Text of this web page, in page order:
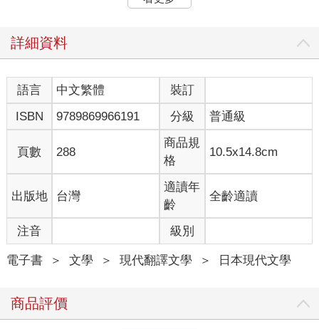
在四十名左右就好，千萬別想拿到第一名。你身為波洛涅斯的孩
學會謙讓，這是第一件事。接著，不要留級。即使作弊也沒關
級，背地裡會說東說西，指著你訕笑。再說學校的立意本來就不
是讓學生留級，如果留級，一定是學生自己硬是要擠進好志願的
結果，真是感傷，這是對教師的反抗，是虛榮，是無謂的正義
感。如果有學生把留級當作名譽之事而讓雙親哭泣，他日後仕官
時一定會後悔的。當學生的時候，總認為作弊是最大的不名譽，
留級才是英雄式的做法，但等到出了社會，才會發現現實是相反
的，作弊不是不名譽的事，留級才是失敗的根源。不信？等你畢
了業，多年後和同學們聊到這種事時，就會發現每個人都作過
弊。即使日後彼此坦白這件事，也只是互相拍拍肩膀笑笑就過去
了，毫無後顧之憂。但留級就不一樣了，即使你向別人坦白這件
事，別人也不會那麼單純地笑著聽你說，一定會輕蔑你。這會成
為你出人頭地的阻礙，是讓你抬不起頭的根源。人生啊，要是以
常重要，至少要找一個比你高一年級的學長當朋友，這是為了向
他請教考試的要領，以及考官給分的一些喜好。另外，也至少要
詳細資料
語言 中文繁體
裝訂
ISBN
9789869966191 分級 普通級
頁數 288
商品規
格
10.5x14.8cm
出版地 台灣
適讀年
齡
全齡適讀
注音 級別
電子書 ＞ 文學 ＞ 現代翻譯文學 ＞ 日本現代文學
商品評價